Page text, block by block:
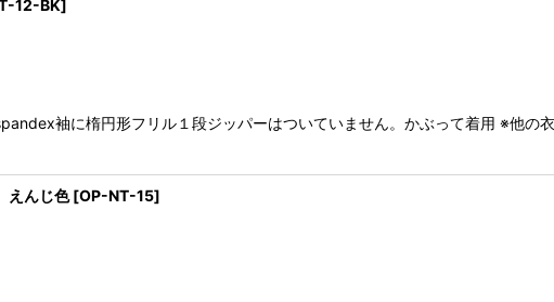
12-BK]
袖に楕円形フリル１段ジッパーはついていません。かぶって着用 ※他
えんじ色 [OP-NT-15]